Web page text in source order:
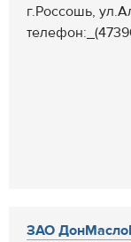
г.Россошь,
ЗАО